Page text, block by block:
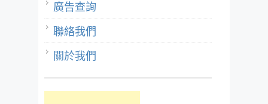
廣告查詢
聯絡我們
關於我們